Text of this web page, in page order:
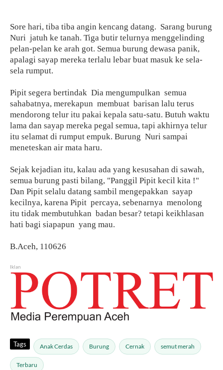
Sore hari, tiba tiba angin kencang datang. Sarang burung
Nuri jatuh ke tanah. Tiga butir telurnya menggelinding
pelan-pelan ke arah got. Semua burung dewasa panik,
apalagi sayap mereka terlalu lebar buat masuk ke sela-
sela rumput.
Pipit segera bertindak Dia mengumpulkan semua
sahabatnya, merekapun membuat barisan lalu terus
mendorong telur itu pakai kepala satu-satu. Butuh waktu
lama dan sayap mereka pegal semua, tapi akhirnya telur
itu selamat di rumput empuk. Burung Nuri sampai
meneteskan air mata haru.
Sejak kejadian itu, kalau ada yang kesusahan di sawah,
semua burung pasti bilang, "Panggil Pipit kecil kita !"
Dan Pipit selalu datang sambil mengepakkan sayap
kecilnya, karena Pipit percaya, sebenarnya menolong
itu tidak membutuhkan badan besar? tetapi keikhlasan
hati bagi siapapun yang mau.
B.Aceh, 110626
Iklan
Tags Anak Cerdas Burung Cernak semut merah
Terbaru